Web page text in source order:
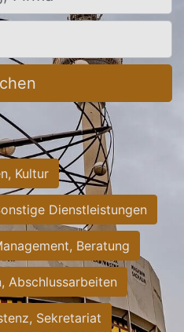
Kultur
Dienstleistungen
Beratung
Abschlussarbeiten
Sekretariat